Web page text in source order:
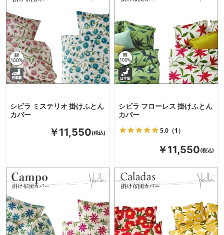
シビラ ミステリオ 掛けふとん
カバー
￥11,550
シビラ フローレス 掛けふとん
カバー
5.0（1）
￥11,550